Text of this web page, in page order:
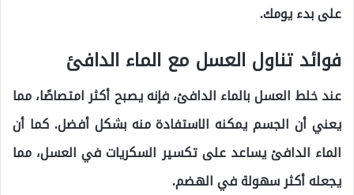
على بدء يومك.
فوائد تناول العسل مع الماء الدافئ
عند خلط العسل بالماء الدافئ، فإنه يصبح أكثر امتصاصًا، مما
يعني أن الجسم يمكنه الاستفادة منه بشكل أفضل. كما أن
الماء الدافئ يساعد على تكسير السكريات في العسل، مما
يجعله أكثر سهولة في الهضم.